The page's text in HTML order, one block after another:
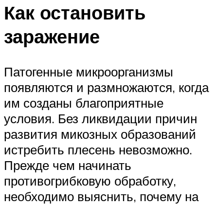
Как остановить
заражение
Патогенные микроорганизмы
появляются и размножаются, когда
им созданы благоприятные
условия. Без ликвидации причин
развития микозных образований
истребить плесень невозможно.
Прежде чем начинать
противогрибковую обработку,
необходимо выяснить, почему на